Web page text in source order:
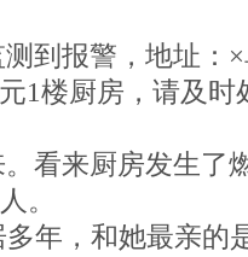
到报警，地址：
1楼厨房，请及时
看来厨房发生了
。
年，和她最亲的